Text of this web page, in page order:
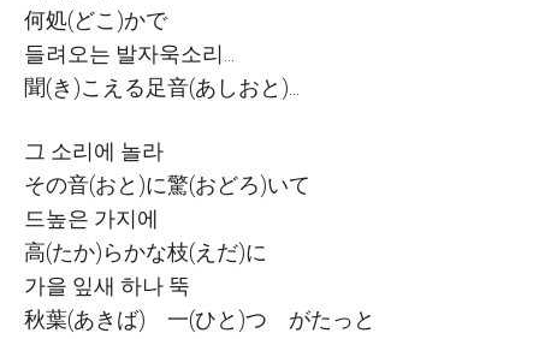
何処(どこ )かで
들려오는 발자욱소리
聞(き )こえる足音(あしおと )...
그 소리에 놀라
その音(おと )に驚(おどろ)いて
드높은 가지에
高(たか)らかな枝(えだ)に
가을 잎새 하나 뚝
秋葉(あきば) 一(ひと )つ
がたっと